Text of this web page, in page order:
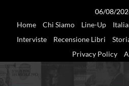
06/08/
Home
Chi Siamo Line-Up
Interviste
Recensione Libri
Privacy Policy